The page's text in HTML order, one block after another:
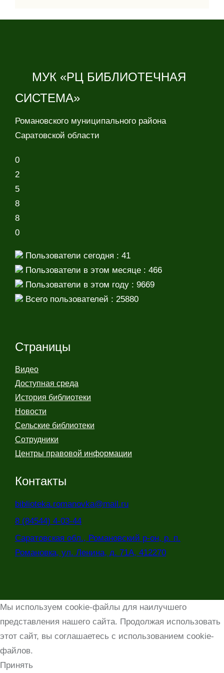
МУК «РЦ БИБЛИОТЕЧНАЯ
СИСТЕМА»
Романовского муниципального района
Саратовской области
0
2
5
8
8
0
Пользователи сегодня : 41
Пользователи в этом месяце : 466
Пользователи в этом году : 9669
Всего пользователей : 25880
Страницы
Видео
Доступная среда
История библиотеки
Новости
Сельские библиотеки
Сотрудники
Центры правовой информации
Контакты
biblioteka.romanovka@mail.ru
8 (84544) 4-03-44
Саратовская обл., Романовский р-он, р. п.
Романовка, ул. Ленина, д. 71А, 412270
Мы используем cookie-файлы для наилучшего
представления нашего сайта. Продолжая использовать
этот сайт, вы соглашаетесь с использованием cookie-
файлов.
Принять